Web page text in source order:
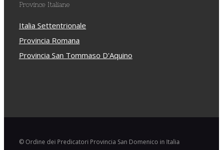
Province Italiane
Italia Settentrionale
Provincia Romana
Provincia San Tommaso D'Aquino
© Ordine dei Predicatori Provincia San Domenico in Italia